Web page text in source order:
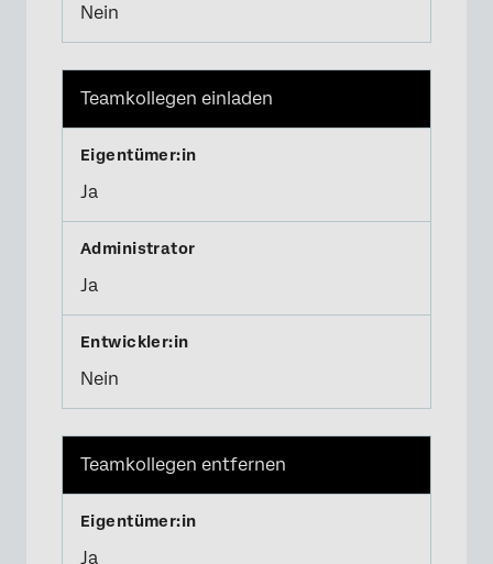
Nein
Teamkollegen einladen
Ja
Ja
Nein
Teamkollegen entfernen
Ja